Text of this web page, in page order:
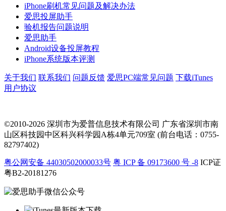
iPhone刷机常见问题及解决办法
爱思投屏助手
验机报告问题说明
爱思助手
Android设备投屏教程
iPhone系统版本评测
关于我们 联系我们 问题反馈 爱思PC端常见问题 下载iTunes
用户协议
©2010-2026 深圳市为爱普信息技术有限公司 广东省深圳市南
山区科技园中区科兴科学园A栋4单元709室 (前台电话：0755-
82797402)
粤公网安备 44030502000033号 粤 ICP 备 09173600 号 -8 ICP证
粤B2-20181276